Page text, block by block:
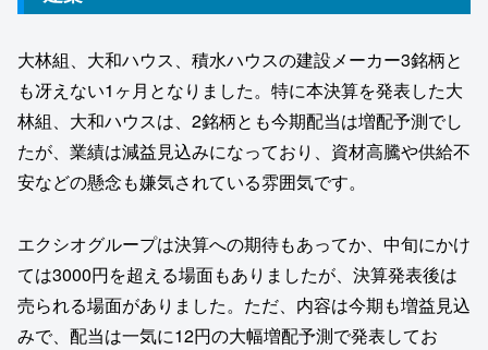
大林組、大和ハウス、積水ハウスの建設メーカー3銘柄と
も冴えない1ヶ月となりました。特に本決算を発表した大
林組、大和ハウスは、2銘柄とも今期配当は増配予測でし
たが、業績は減益見込みになっており、資材高騰や供給不
安などの懸念も嫌気されている雰囲気です。
エクシオグループは決算への期待もあってか、中旬にかけ
ては3000円を超える場面もありましたが、決算発表後は
売られる場面がありました。ただ、内容は今期も増益見込
みで、配当は一気に12円の大幅増配予測で発表してお